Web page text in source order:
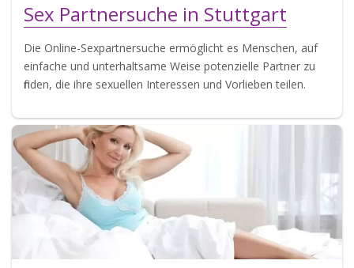
Sex Partnersuche in Stuttgart
Die Online-Sexpartnersuche ermöglicht es Menschen, auf
einfache und unterhaltsame Weise potenzielle Partner zu
finden, die ihre sexuellen Interessen und Vorlieben teilen.